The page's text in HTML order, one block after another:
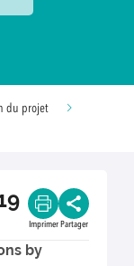
du projet
Imprimer Partager
by